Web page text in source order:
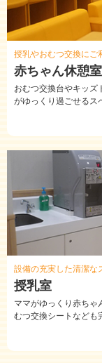
授乳やおむつ交換にご
赤ちゃん休憩室
おむつ交換台やキッズ
がゆっくり過ごせるス
設備の充実した清潔な
授乳室
ママがゆっくり赤ちゃ
むつ交換シートなども